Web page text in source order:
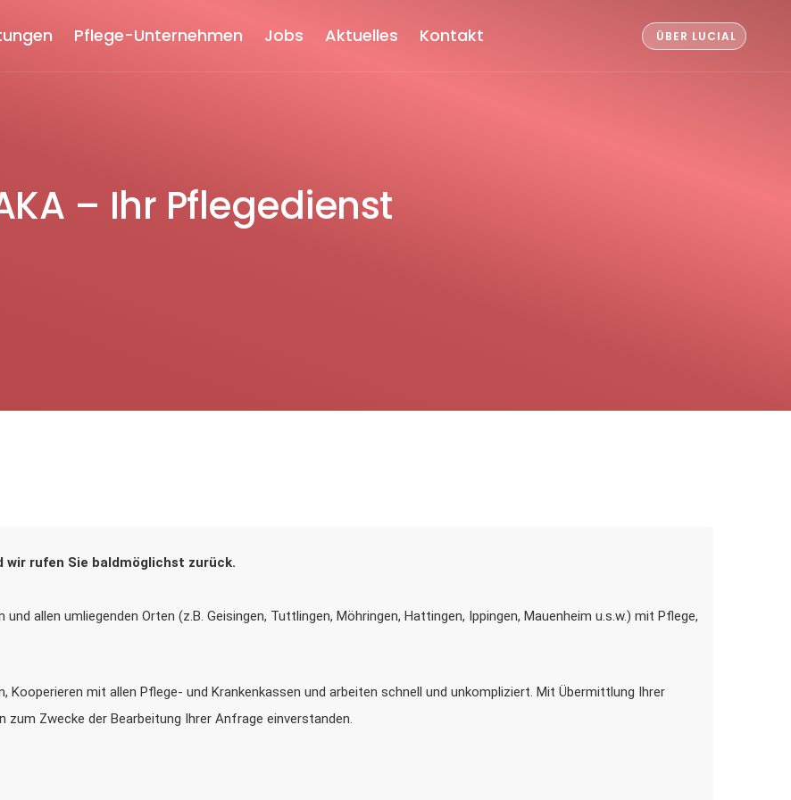
Pflege-Unternehmen Jobs Aktuelles Kontakt ÜBER LUCIAL
– Ihr Pflegedienst
wir rufen Sie baldmöglichst zurück.
allen umliegenden Orten (z.B. Geisingen, Tuttlingen, Möhringen, Hattingen, Ippingen, Mauenheim u.s.w.) mit Pflege,
Kooperieren mit allen Pflege- und Krankenkassen und arbeiten schnell und unkompliziert. Mit Übermittlung Ihrer
zum Zwecke der Bearbeitung Ihrer Anfrage einverstanden.